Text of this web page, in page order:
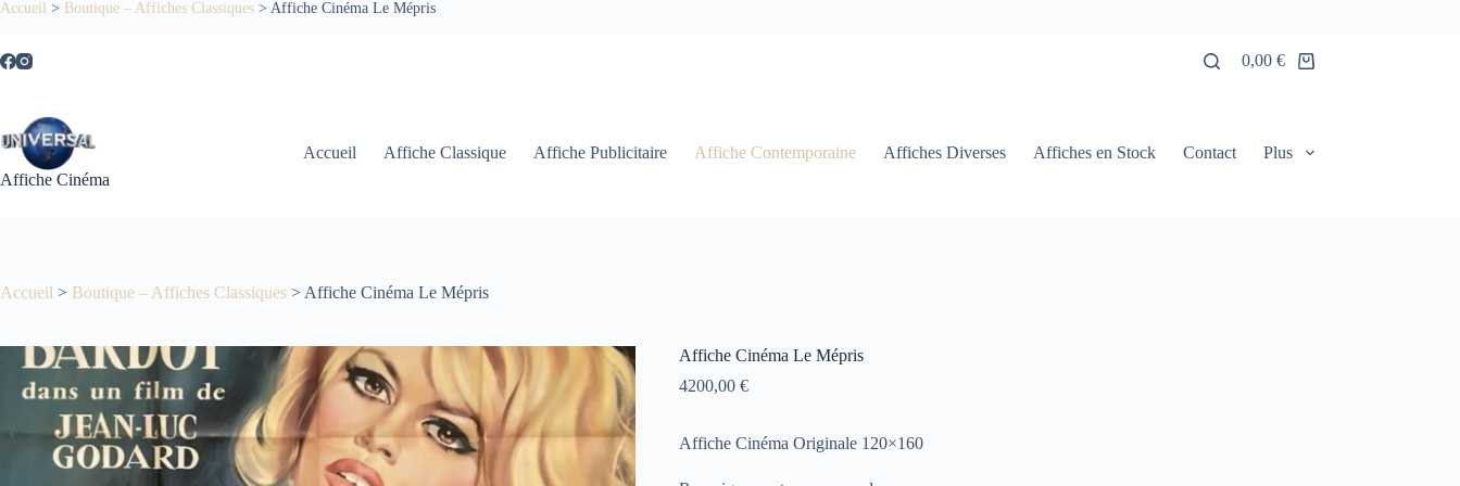
Passer
Accueil > Boutique – Affiches Classiques > Affiche Cinéma Le Mépris
Panier
0,00€
Affiche Cinéma
Accueil Affiche Classique Affiche Publicitaire Affiche Contemporaine Affiches Diverses Affiches en Stock Contact Plus
Accueil > Boutique – Affiches Classiques > Affiche Cinéma Le Mépris
Affiche Cinéma Le Mépris
4200,00 €
Affiche Cinéma Originale 120×160